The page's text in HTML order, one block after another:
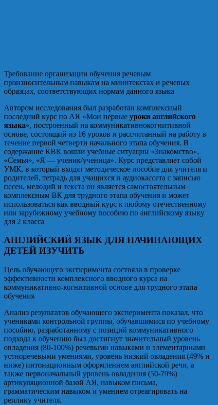
Требование организации обучения речевым
произносительным навыкам на минитекстах и речевых
образцах, соответствующих нормам данного языка
Автором исследования был разработан комплексный
последний курс по АЯ «Мои первые уроки английского
языка«, построенный на коммуникативнокогнитивной
основе, состоящий из 16 уроков и рассчитанный на работу в
течение первой четверти начального этапа обучения. В
содержание КВК вошли учебные ситуации «Знакомство»,
«Семья», «Я — ученик/ученица». Курс представляет собой
УМК, в который входят методическое пособие для учителя и
родителей, тетрадь для учащихся и аудиокассета с записью
песен, мелодий и текста он является самостоятельным
комплексным ВК для трудного этапа обучения и может
использоваться как вводный курс к любому отечественному
или зарубежному учебному пособию по английскому языку
для 2 класса
АНГЛИЙСКИЙ ЯЗЫК ДЛЯ НАЧИНАЮЩИХ
ДЕТЕЙ ИЗУЧИТЬ
Цель обучающего эксперимента состояла в проверке
эффективности комплексного вводного курса на
коммуникативно-когнитивной основе для трудного этапа
обучения
Анализ результатов обучающего эксперимента показал, что
учениками контрольной группы, обучавшимися по учебному
пособию, разработанному с позиций коммуникативного
подхода к обучению был достигнут значительный уровень
овладения (80-100%) речевыми навыками и элементарными
устноречевыми умениями, уровень низкий овладения (49% и
ниже) интонационным оформлением английской речи, а
также первоначальный уровень овладения (50-79%)
артикуляционной базой АЯ, навыком письма,
грамматическим навыком и умением отреагировать на
реплику учителя.